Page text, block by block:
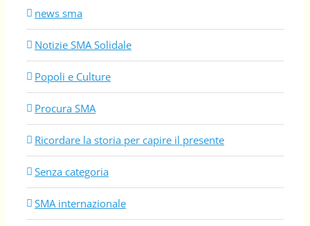
news sma
Notizie SMA Solidale
Popoli e Culture
Procura SMA
Ricordare la storia per capire il presente
Senza categoria
SMA internazionale